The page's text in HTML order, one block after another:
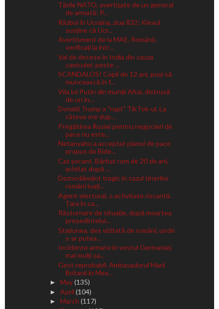
Țările NATO, avertizate de un general
de armată: P...
Război în Ucraina, ziua 832: Kievul
susține că Ucr...
Avertisment de la MAE. Românii,
verificați la intr...
Val de decese în India din cauza
caniculei: peste ...
SCANDALOS! Copii de 12 ani, puși să
muncească în f...
Vila lui Putin din munții Altai, distrusă
de un in...
Donald Trump a "rupt" TikTok-ul. La
câteva ore dup...
Pregătirea Rusiei pentru negocieri de
pace nu este...
Netanyahu a acceptat planul de pace
propus de Bide...
Caz șocant. Bărbat rom de 20 de ani,
achitat după ...
Deznodământ tragic în cazul tinerilor
români luați...
Agent electoral, o activitate riscantă.
Țara în ca...
Răsturnare de situație, după moartea
președintelui...
Stațiunea, des vizitată de români, unde
s-ar putea...
Incidente armate în vestul Germaniei,
mai mulți oa...
Gest reprobabil. Ambasadorul Marii
Britanii în Mex...
► May(135)
► April (104)
► March (117)